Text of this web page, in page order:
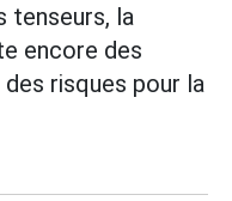
tenseurs, la
encore des
risques pour la